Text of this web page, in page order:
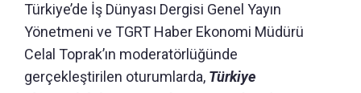
Türkiye’de İş Dünyası Dergisi Genel Yayın
Yönetmeni ve TGRT Haber Ekonomi Müdürü
Celal Toprak’ın moderatörlüğünde
gerçekleştirilen oturumlarda, Türkiye